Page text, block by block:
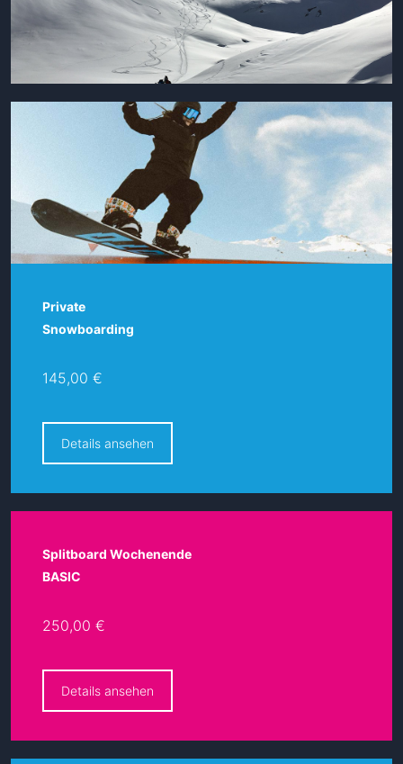
Private
Snowboarding
145,00 €
Details ansehen
Splitboard Wochenende
BASIC
250,00 €
Details ansehen